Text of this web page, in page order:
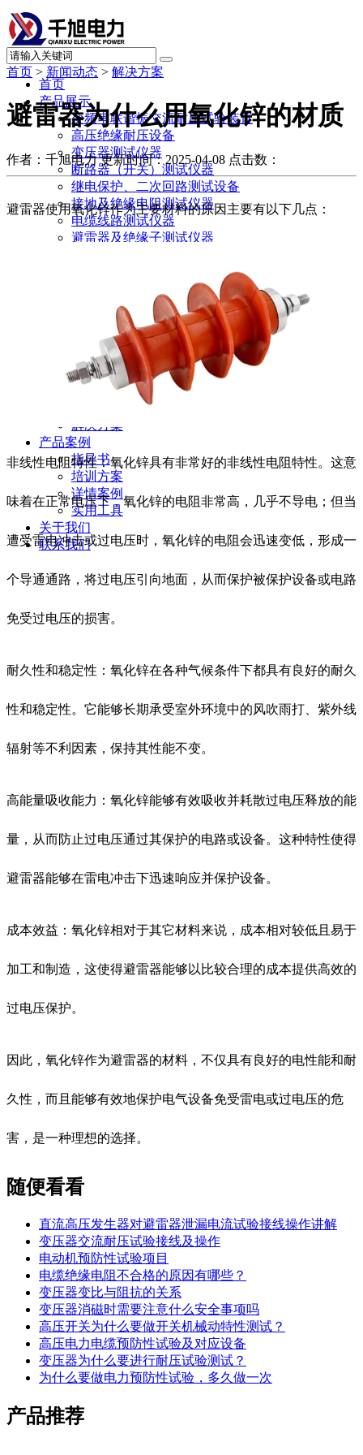
首页
产品展示
变频串联谐振交流耐压试验装置
高压绝缘耐压设备
变压器测试仪器
断路器（开关）测试仪器
继电保护、二次回路测试设备
接地及绝缘电阻测试仪器
电缆线路测试仪器
避雷器及绝缘子测试仪器
直流系统及蓄电池测试仪器
电力计量测试仪器
局部放电测试仪器
承试升资质试验设备
其他
新闻动态
公司动态
解决方案
产品案例
指导书
培训方案
详情案例
实用工具
关于我们
联系我们
首页 > 新闻动态 > 解决方案
避雷器为什么用氧化锌的材质
作者：千旭电力 更新时间：2025-04-08 点击数：
避雷器使用氧化锌作为主要材料的原因主要有以下几点：
非线性电阻特性：氧化锌具有非常好的非线性电阻特性。这意
味着在正常电压下，氧化锌的电阻非常高，几乎不导电；但当
遭受雷电冲击或过电压时，氧化锌的电阻会迅速变低，形成一
个导通通路，将过电压引向地面，从而保护被保护设备或电路
免受过电压的损害。
耐久性和稳定性：氧化锌在各种气候条件下都具有良好的耐久
性和稳定性。它能够长期承受室外环境中的风吹雨打、紫外线
辐射等不利因素，保持其性能不变。
高能量吸收能力：氧化锌能够有效吸收并耗散过电压释放的能
量，从而防止过电压通过其保护的电路或设备。这种特性使得
避雷器能够在雷电冲击下迅速响应并保护设备。
成本效益：氧化锌相对于其它材料来说，成本相对较低且易于
加工和制造，这使得避雷器能够以比较合理的成本提供高效的
过电压保护。
因此，氧化锌作为避雷器的材料，不仅具有良好的电性能和耐
久性，而且能够有效地保护电气设备免受雷电或过电压的危
害，是一种理想的选择。
随便看看
直流高压发生器对避雷器泄漏电流试验接线操作讲解
变压器交流耐压试验接线及操作
电动机预防性试验项目
电缆绝缘电阻不合格的原因有哪些？
变压器变比与阻抗的关系
变压器消磁时需要注意什么安全事项吗
高压开关为什么要做开关机械动特性测试？
高压电力电缆预防性试验及对应设备
变压器为什么要进行耐压试验测试？
为什么要做电力预防性试验，多久做一次
产品推荐